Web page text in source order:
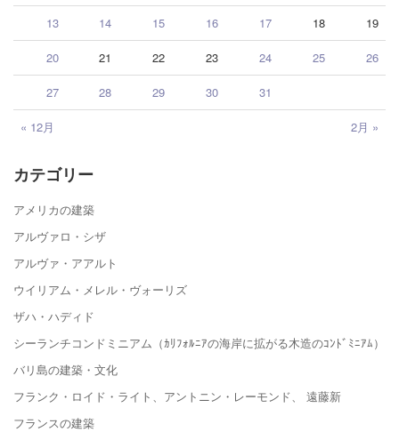
« 12月 2月 »
13 14 15 16 17 18 19
20 21 22 23 24 25 26
27 28 29 30 31
カテゴリー
アメリカの建築
アルヴァロ・シザ
アルヴァ・アアルト
ウイリアム・メレル・ヴォーリズ
ザハ・ハディド
シーランチコンドミニアム（ｶﾘﾌｫﾙﾆｱの海岸に拡がる木造のｺﾝﾄﾞﾐﾆｱﾑ）
バリ島の建築・文化
フランク・ロイド・ライト、アントニン・レーモンド、 遠藤新
フランスの建築